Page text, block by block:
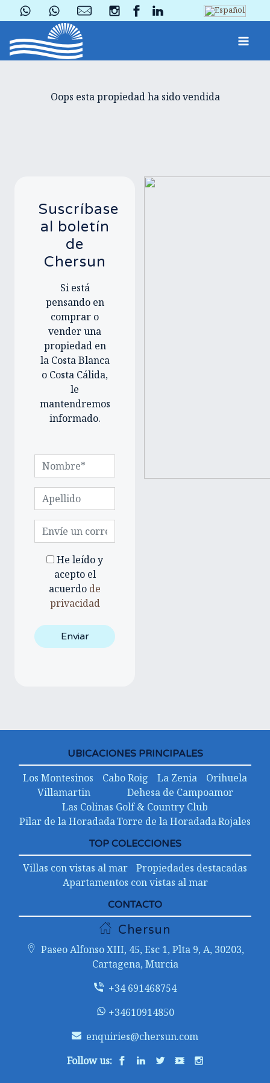
Oops esta propiedad ha sido vendida
Suscríbase
al boletín
de
Chersun
Si está
pensando en
comprar o
vender una
propiedad en
la Costa Blanca
o Costa Cálida,
le
mantendremos
informado.
He leído y
acepto el
acuerdo de
privacidad
UBICACIONES PRINCIPALES
Los Montesinos Cabo Roig La Zenia
Orihuela
Villamartin
Dehesa de Campoamor
Las Colinas Golf & Country Club
Pilar de la HoradadaTorre de la HoradadaRojales
TOP COLECCIONES
Villas con vistas al mar
Propiedades destacadas
Apartamentos con vistas al mar
CONTACTO
Chersun
Paseo Alfonso XIII, 45, Esc 1, Plta 9, A, 30203,
Cartagena, Murcia
+34 691468754
+34610914850
enquiries@chersun.com
Follow us: